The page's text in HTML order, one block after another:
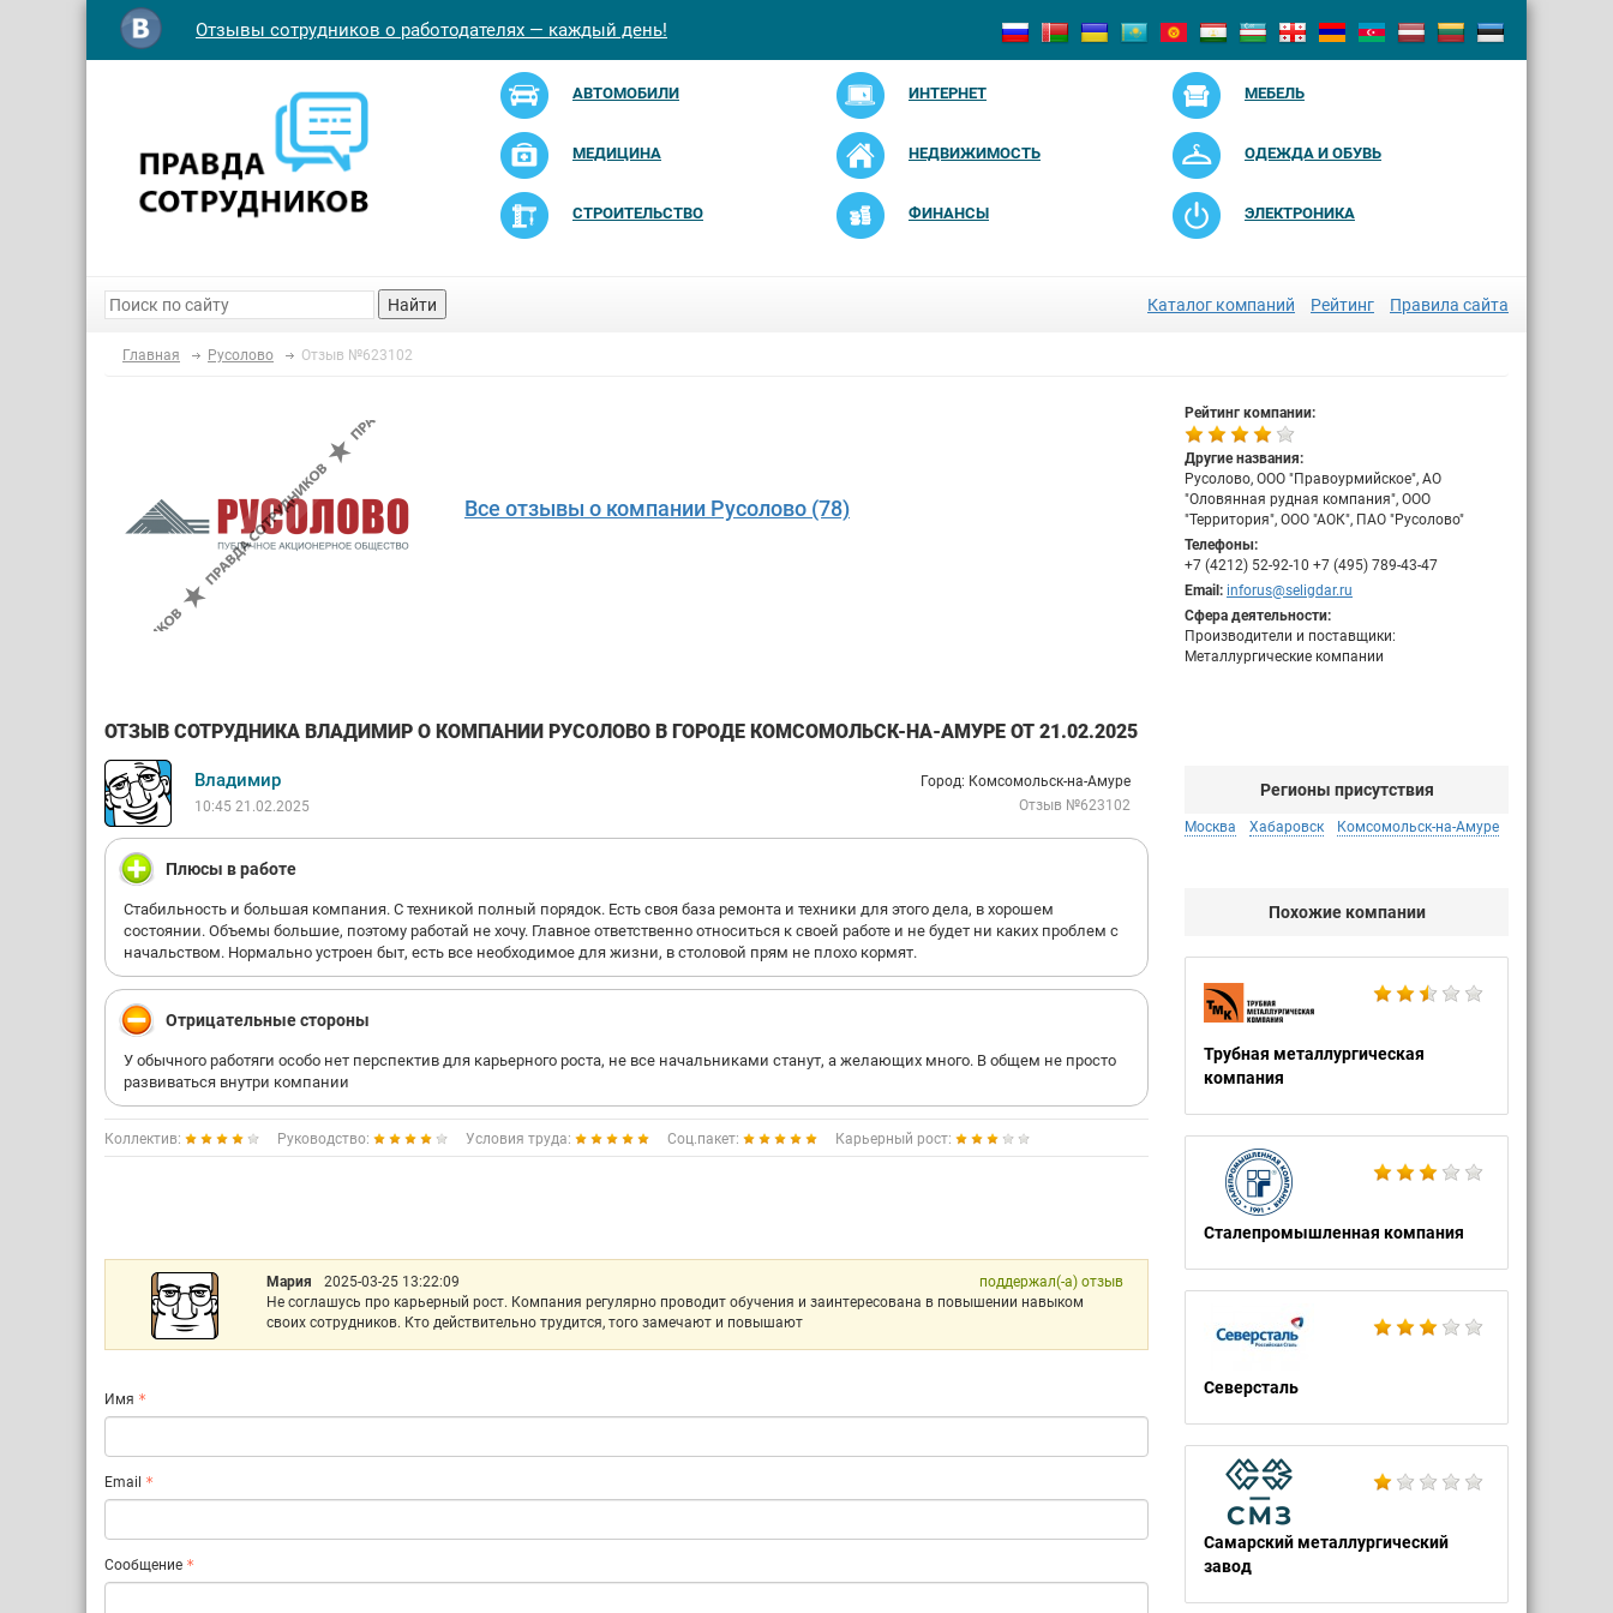
Отзывы сотрудников о работодателях — каждый день!
АВТОМОБИЛИ ИНТЕРНЕТ МЕБЕЛЬ
МЕДИЦИНА НЕДВИЖИМОСТЬ ОДЕЖДА И ОБУВЬ
СТРОИТЕЛЬСТВО ФИНАНСЫ ЭЛЕКТРОНИКА
Найти Каталог компаний Рейтинг Правила сайта
Главная Русолово Отзыв №623102
Все отзывы о компании Русолово (78)
Рейтинг компании:
Другие названия:
Русолово, ООО "Правоурмийское", АО
"Оловянная рудная компания", ООО
"Территория", ООО "АОК", ПАО "Русолово"
Телефоны:
+7 (4212) 52-92-10 +7 (495) 789-43-47
Email: inforus@seligdar.ru
Сфера деятельности:
Производители и поставщики:
Металлургические компании
ОТЗЫВ СОТРУДНИКА ВЛАДИМИР О КОМПАНИИ РУСОЛОВО В ГОРОДЕ КОМСОМОЛЬСК-НА-АМУРЕ ОТ 21.02.2025
Владимир
10:45 21.02.2025
Город: Комсомольск-на-Амуре
Отзыв №623102
Плюсы в работе
Стабильность и большая компания. С техникой полный порядок. Есть своя база ремонта и техники для этого дела, в хорошем
состоянии. Объемы большие, поэтому работай не хочу. Главное ответственно относиться к своей работе и не будет ни каких проблем с
начальством. Нормально устроен быт, есть все необходимое для жизни, в столовой прям не плохо кормят.
Отрицательные стороны
У обычного работяги особо нет перспектив для карьерного роста, не все начальниками станут, а желающих много. В общем не просто
развиваться внутри компании
Коллектив: Руководство: Условия труда: Соц.пакет: Карьерный рост:
Мария 2025-03-25 13:22:09
поддержал(-а) отзыв
Не соглашусь про карьерный рост. Компания регулярно проводит обучения и заинтересована в повышении навыком
своих сотрудников. Кто действительно трудится, того замечают и повышают
Имя
Email
Сообщение
Регионы присутствия
Москва Хабаровск Комсомольск-на-Амуре
Похожие компании
Трубная металлургическая
компания
Сталепромышленная компания
Северсталь
Самарский металлургический
завод